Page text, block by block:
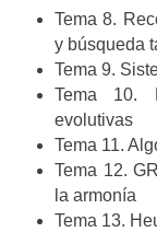
Tema 8.
y búsqueda
Tema 9.
Tema 10.
evolutivas
Tema 11.
Tema 12.
la armonía
Tema 13.